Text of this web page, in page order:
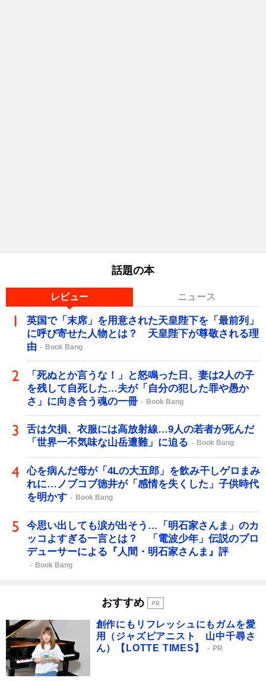
話題の本
レビュー ニュース
英国で「末席」を用意された天皇陛下を「最前列」
に呼び寄せた人物とは？ 天皇陛下が尊敬される理
由
Book Bang
「死ぬとか言うな！」と怒鳴った日、妻は2人の子
を残して自死した…夫が「自分の犯した罪や愚か
さ」に向き合う魂の一冊
Book Bang
舌は欠損、衣服には高放射線…9人の若者が死んだ
「世界一不気味な山岳遭難」に迫る
Book Bang
心を病んだ母が「4Lの大五郎」を飲み干しゲロまみ
れに…ノブコブ徳井が「感情を失くした」子供時代
を明かす
Book Bang
今思い出しても涙が出そう…「明石家さんま」のカ
ッコよすぎる一言とは？ 「電波少年」伝説のプロ
デューサーによる『人間・明石家さんま』評
Book Bang
おすすめ
創作にもリフレッシュにもガムを愛
用（ジャズピアニスト 山中千尋さ
ん）【LOTTE TIMES】
PR